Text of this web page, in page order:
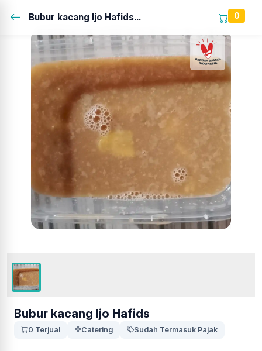
Bubur kacang Ijo Hafids... 0
Bubur kacang Ijo Hafids
0 Terjual Catering Sudah Termasuk Pajak